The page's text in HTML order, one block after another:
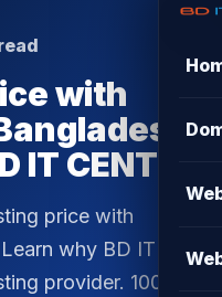
with
CENTER
price with
why BD IT
provider. 100%